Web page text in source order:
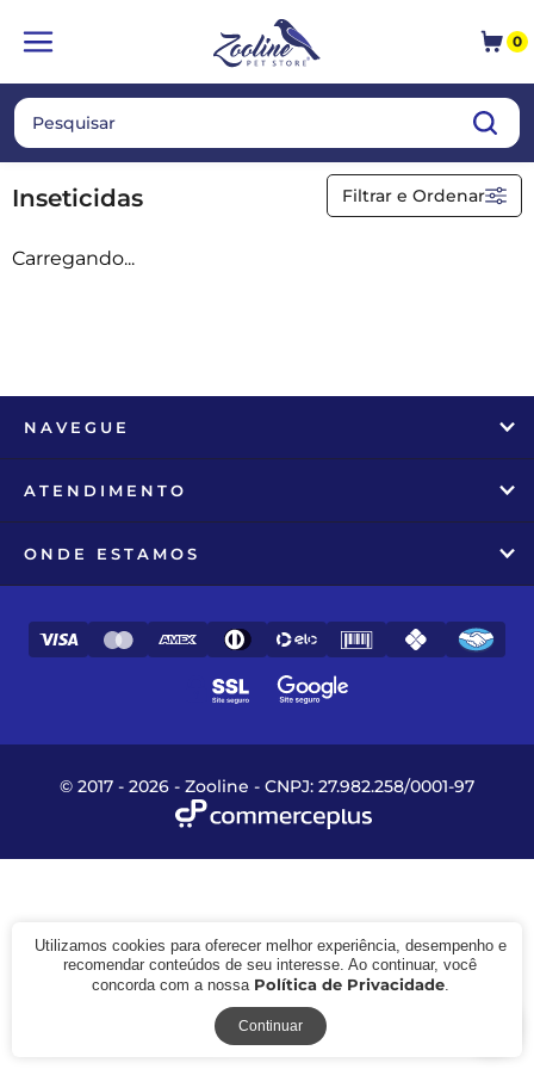
0
Filtrar e Ordenar
Pragas Domésticas
Inseticidas
Inseticidas
Mais Vendidos
Mais Acessados
Novidades
Mais Relevantes
Inseticidas
Carregando...
NAVEGUE
ATENDIMENTO
ONDE ESTAMOS
© 2017 - 2026 - Zooline - CNPJ: 27.982.258/0001-97
Utilizamos cookies para oferecer melhor experiência, desempenho e
recomendar conteúdos de seu interesse. Ao continuar, você
concorda com a nossa Política de Privacidade.
Continuar